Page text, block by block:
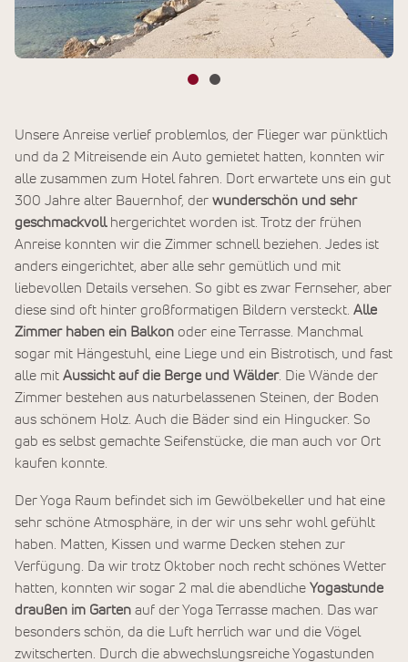
Unsere Anreise verlief problemlos, der Flieger war pünktlich
und da 2 Mitreisende ein Auto gemietet hatten, konnten wir
alle zusammen zum Hotel fahren. Dort erwartete uns ein gut
300 Jahre alter Bauernhof, der wunderschön und sehr
geschmackvollhergerichtet worden ist. Trotz der frühen
Anreise konnten wir die Zimmer schnell beziehen. Jedes ist
anders eingerichtet, aber alle sehr gemütlich und mit
liebevollen Details versehen. So gibt es zwar Fernseher, aber
diese sind oft hinter großformatigen Bildern versteckt. Alle
Zimmer haben ein Balkon oder eine Terrasse. Manchmal
sogar mit Hängestuhl, eine Liege und ein Bistrotisch, und fast
alle mit Aussicht auf die Berge und Wälder. Die Wände der
Zimmer bestehen aus naturbelassenen Steinen, der Boden
aus schönem Holz. Auch die Bäder sind ein Hingucker. So
gab es selbst gemachte Seifenstücke, die man auch vor Ort
kaufen konnte.
Der Yoga Raum befindet sich im Gewölbekeller und hat eine
sehr schöne Atmosphäre, in der wir uns sehr wohl gefühlt
haben. Matten, Kissen und warme Decken stehen zur
Verfügung. Da wir trotz Oktober noch recht schönes Wetter
hatten, konnten wir sogar 2 mal die abendliche Yogastunde
draußen im Garten auf der Yoga Terrasse machen. Das war
besonders schön, da die Luft herrlich war und die Vögel
zwitscherten. Durch die abwechslungsreiche Yogastunden